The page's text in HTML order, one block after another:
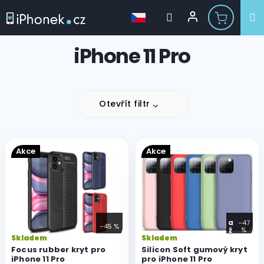
iPhone 11 Pro
Otevřít filtr
V
ý
p
o
d
u
Akce
–45 %
Focus rubber kryt pro
iPhone 11 Pro
Skladem
Akce
a
ž
–47
%
Silicon Soft gumový kryt
pro iPhone 11 Pro
Skladem